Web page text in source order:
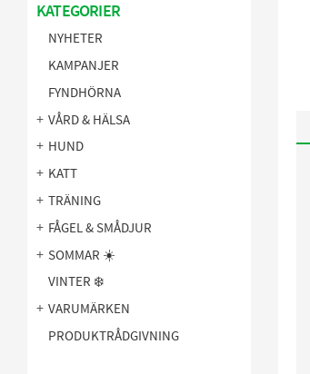
KATEGORIER
NYHETER
KAMPANJER
FYNDHÖRNA
VÅRD & HÄLSA
HUND
KATT
TRÄNING
FÅGEL & SMÅDJUR
SOMMAR ☀️
VINTER ❄️
VARUMÄRKEN
PRODUKTRÅDGIVNING